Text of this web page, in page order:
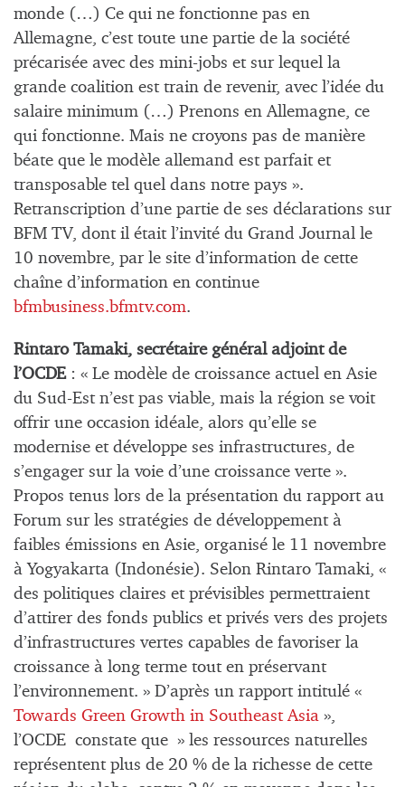
monde (…) Ce qui ne fonctionne pas en
Allemagne, c’est toute une partie de la société
précarisée avec des mini-jobs et sur lequel la
grande coalition est train de revenir, avec l’idée du
salaire minimum (…) Prenons en Allemagne, ce
qui fonctionne. Mais ne croyons pas de manière
béate que le modèle allemand est parfait et
transposable tel quel dans notre pays ».
Retranscription d’une partie de ses déclarations sur
BFM TV, dont il était l’invité du Grand Journal le
10 novembre, par le site d’information de cette
chaîne d’information en continue
bfmbusiness.bfmtv.com.
Rintaro Tamaki, secrétaire général adjoint de
l’OCDE: « Le modèle de croissance actuel en Asie
du Sud-Est n’est pas viable, mais la région se voit
offrir une occasion idéale, alors qu’elle se
modernise et développe ses infrastructures, de
s’engager sur la voie d’une croissance verte ».
Propos tenus lors de la présentation du rapport au
Forum sur les stratégies de développement à
faibles émissions en Asie, organisé le 11 novembre
à Yogyakarta (Indonésie). Selon Rintaro Tamaki, «
des politiques claires et prévisibles permettraient
d’attirer des fonds publics et privés vers des projets
d’infrastructures vertes capables de favoriser la
croissance à long terme tout en préservant
l’environnement. » D’après un rapport intitulé «
Towards Green Growth in Southeast Asia »,
l’OCDE constate que » les ressources naturelles
représentent plus de 20 % de la richesse de cette